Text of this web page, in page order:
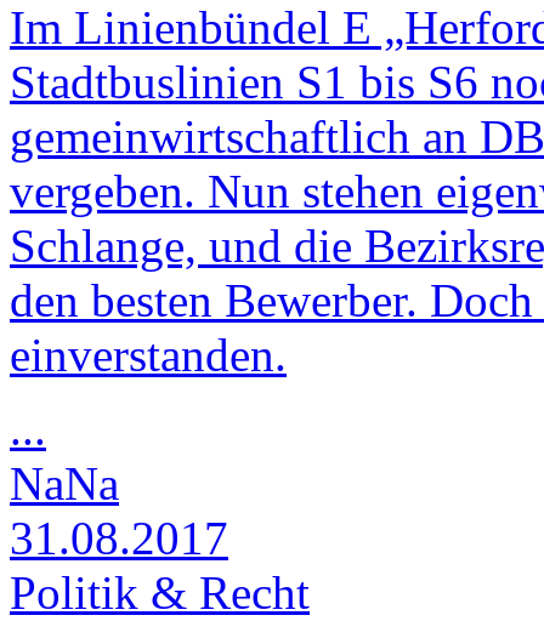
Im Linienbündel E
Stadtbuslinien S1 bis S6
gemeinwirtschaftlich an
vergeben. Nun stehen
Schlange, und die
den besten Bewerber.
einverstanden.
...
NaNa
31.08.2017
Politik & Recht